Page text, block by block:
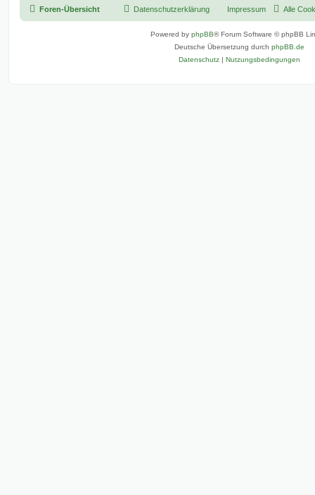
Foren-Übersicht Alle
Impressum
Datenschutzerklärung
Powered by phpBB® Forum Software © phpBB
Deutsche Übersetzung durch phpBB.de
Datenschutz | Nutzungsbedingungen